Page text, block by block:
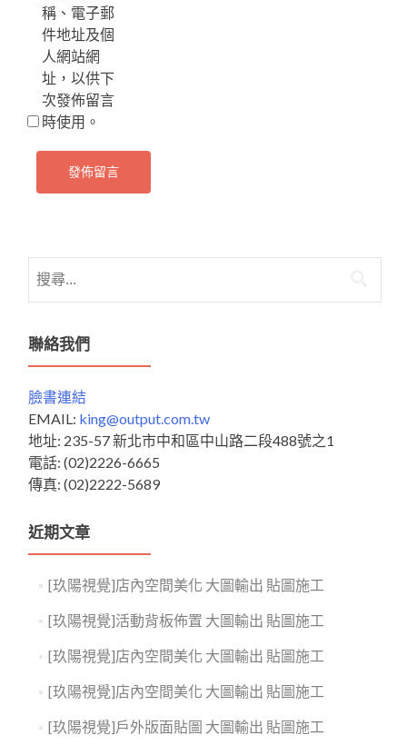
稱、電子郵
件地址及個
人網站網
址，以供下
次發佈留言
時使用。
尋
鍵
字:
聯絡我們
臉書連結
EMAIL: king@output.com.tw
地址: 235-57 新北市中和區中山路二段488號之1
電話: (02)2226-6665
傳真: (02)2222-5689
近期文章
[玖陽視覺]店內空間美化 大圖輸出 貼圖施工
[玖陽視覺]活動背板佈置 大圖輸出 貼圖施工
[玖陽視覺]店內空間美化 大圖輸出 貼圖施工
[玖陽視覺]店內空間美化 大圖輸出 貼圖施工
[玖陽視覺]戶外版面貼圖 大圖輸出 貼圖施工